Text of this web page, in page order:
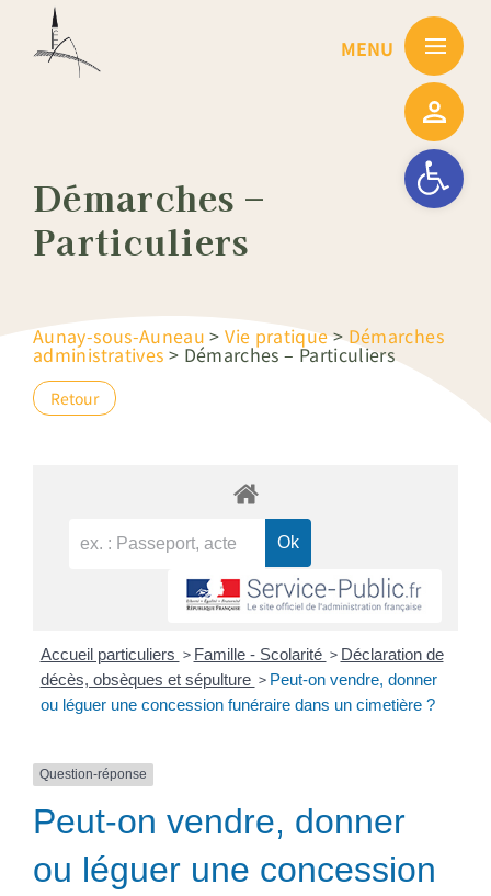
Ouvrir la
Démarches –
Particuliers
Aunay-sous-Auneau >Vie pratique>Démarches
administratives > Démarches – Particuliers
Retour
Accueil particuliers > Famille - Scolarité > Déclaration de
décès, obsèques et sépulture > Peut-on vendre, donner
ou léguer une concession funéraire dans un cimetière ?
Question-réponse
Peut-on vendre, donner
ou léguer une concession